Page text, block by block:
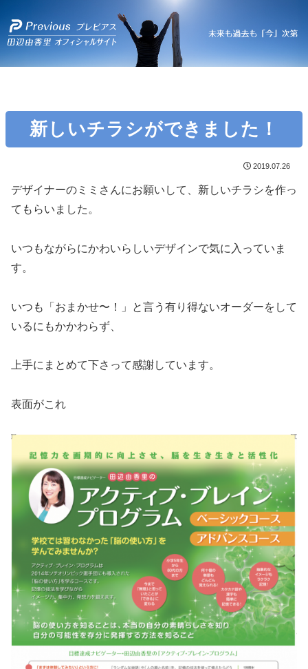
新しいチラシができました！
2019.07.26
デザイナーのミミさんにお願いして、新しいチラシを作っ
てもらいました。
いつもながらにかわいらしいデザインで気に入っていま
す。
いつも「おまかせ〜！」と言う有り得ないオーダーをして
いるにもかかわらず、
上手にまとめて下さって感謝しています。
表面がこれ